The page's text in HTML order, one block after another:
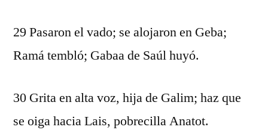
29 Pasaron el vado; se alojaron en Geba;
Ramá tembló; Gabaa de Saúl huyó.
30 Grita en alta voz, hija de Galim; haz que
se oiga hacia Lais, pobrecilla Anatot.